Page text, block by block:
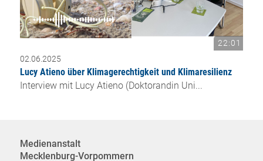
22:01
02.06.2025
Lucy Atieno über Klimagerechtigkeit und Klimaresilienz
Interview mit Lucy Atieno (Doktorandin Uni...
Medienanstalt
Mecklenburg-Vorpommern